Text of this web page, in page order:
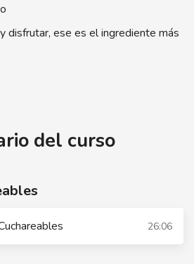
disfrutar, ese es el ingrediente más
del curso
26:06